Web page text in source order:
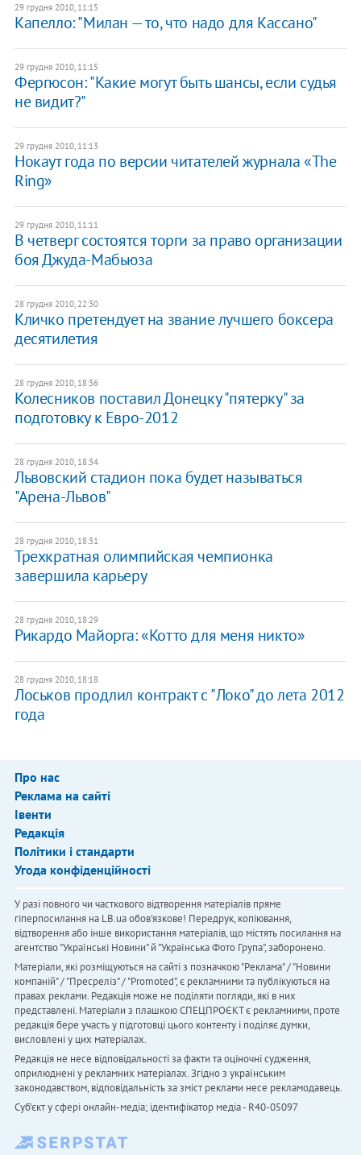
29 грудня 2010, 11:15
Капелло: "Милан — то, что надо для Кассано"
29 грудня 2010, 11:15
Фергюсон: "Какие могут быть шансы, если судья
не видит?"
29 грудня 2010, 11:13
Нокаут года по версии читателей журнала «The
Ring»
29 грудня 2010, 11:11
В четверг состоятся торги за право организации
боя Джуда-Мабьюза
28 грудня 2010, 22:30
Кличко претендует на звание лучшего боксера
десятилетия
28 грудня 2010, 18:36
Колесников поставил Донецку "пятерку" за
подготовку к Евро-2012
28 грудня 2010, 18:34
Львовский стадион пока будет называться
"Арена-Львов"
28 грудня 2010, 18:31
Трехкратная олимпийская чемпионка
завершила карьеру
28 грудня 2010, 18:29
Рикардо Майорга: «Котто для меня никто»
28 грудня 2010, 18:18
Лоськов продлил контракт с "Локо" до лета 2012
года
Про нас
Реклама на сайті
Івенти
Редакція
Політики і стандарти
Угода конфіденційності
У разі повного чи часткового відтворення матеріалів пряме
гіперпосилання на LB.ua обов'язкове! Передрук, копіювання,
відтворення або інше використання матеріалів, що містять посилання на
агентство "Українськi Новини" й "Українська Фото Група", заборонено.
Матеріали, які розміщуються на сайті з позначкою "Реклама" / "Новини
компаній" / "Пресреліз" / "Promoted", є рекламними та публікуються на
правах реклами. Редакція може не поділяти погляди, які в них
представлені. Матеріали з плашкою СПЕЦПРОЄКТ є рекламними, проте
редакція бере участь у підготовці цього контенту і поділяє думки,
висловлені у цих матеріалах.
Редакція не несе відповідальності за факти та оціночні судження,
оприлюднені у рекламних матеріалах. Згідно з українським
законодавством, відповідальність за зміст реклами несе рекламодавець.
Cуб'єкт у сфері онлайн-медіа; ідентифікатор медіа - R40-05097